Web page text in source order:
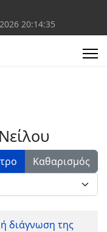
20:14:35
Καθαρισμός
διάγνωση της